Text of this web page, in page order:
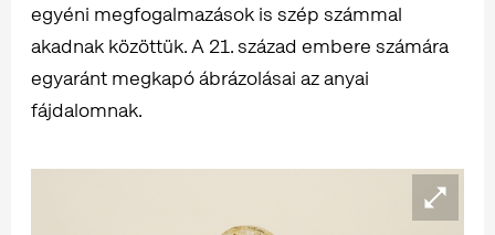
egyéni megfogalmazások is szép számmal
akadnak közöttük. A 21. század embere számára
egyaránt megkapó ábrázolásai az anyai
fájdalomnak.